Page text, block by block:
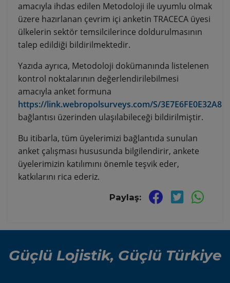
amacıyla ihdas edilen Metodoloji ile uyumlu olmak
üzere hazırlanan çevrim içi anketin TRACECA üyesi
ülkelerin sektör temsilcilerince doldurulmasının
talep edildiği bildirilmektedir.
Yazıda ayrıca, Metodoloji dokümanında listelenen
kontrol noktalarının değerlendirilebilmesi
amacıyla anket formuna
https://link.webropolsurveys.com/S/
bağlantısı üzerinden ulaşılabileceği bildirilmiştir.
Bu itibarla, tüm üyelerimizi bağlantıda sunulan
anket çalışması hususunda bilgilendirir, ankete
üyelerimizin katılımını önemle teşvik eder,
katkılarını rica ederiz.
Paylaş:
Güçlü Lojistik, Güçlü Türkiye